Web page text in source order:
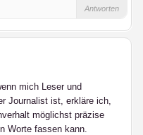
Antworten
mich Leser und
Journalist ist, erkläre ich,
möglichst präzise
Worte fassen kann.